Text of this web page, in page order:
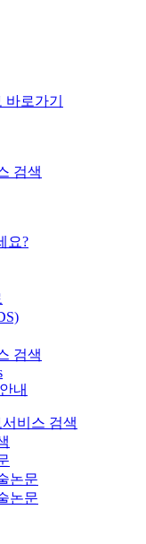
로가기
검색
요?
검색
내
비스 검색
논문
논문